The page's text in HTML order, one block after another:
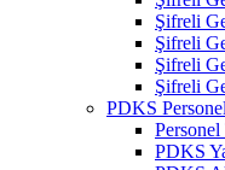
Şifreli
Şifreli
Şifreli
Şifreli
PDKS
PDKS